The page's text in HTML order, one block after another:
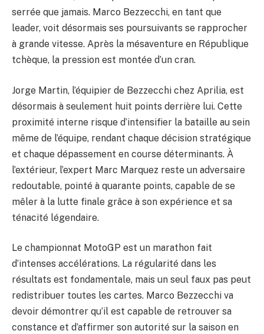
serrée que jamais. Marco Bezzecchi, en tant que
leader, voit désormais ses poursuivants se rapprocher
à grande vitesse. Après la mésaventure en République
tchèque, la pression est montée d’un cran.
Jorge Martin, l’équipier de Bezzecchi chez Aprilia, est
désormais à seulement huit points derrière lui. Cette
proximité interne risque d’intensifier la bataille au sein
même de l’équipe, rendant chaque décision stratégique
et chaque dépassement en course déterminants. À
l’extérieur, l’expert Marc Marquez reste un adversaire
redoutable, pointé à quarante points, capable de se
mêler à la lutte finale grâce à son expérience et sa
ténacité légendaire.
Le championnat MotoGP est un marathon fait
d’intenses accélérations. La régularité dans les
résultats est fondamentale, mais un seul faux pas peut
redistribuer toutes les cartes. Marco Bezzecchi va
devoir démontrer qu’il est capable de retrouver sa
constance et d’affirmer son autorité sur la saison en